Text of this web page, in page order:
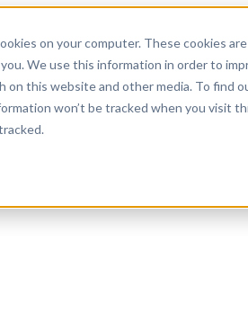
on your computer. These cookies
We use this information in order to
on this website and other media. To find
won’t be tracked when you visit